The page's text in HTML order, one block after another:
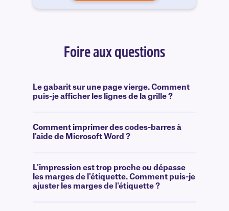
Foire aux questions
Le gabarit sur une page vierge. Comment
puis-je afficher les lignes de la grille ?
Comment imprimer des codes-barres à
l'aide de Microsoft Word ?
L'impression est trop proche ou dépasse
les marges de l'étiquette. Comment puis-je
ajuster les marges de l'étiquette ?